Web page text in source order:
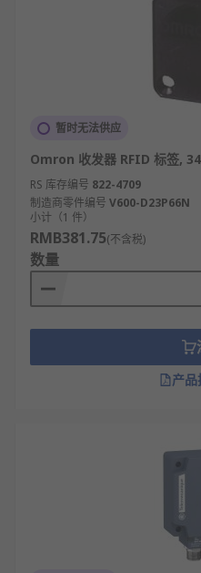
暂时无法供应
Omron 收发器 RFID 标签,
RS 库存编号 822-4709
制造商零件编号 V600-D23P66N
小计（1 件）
RMB381.75(不含税)
数量
产